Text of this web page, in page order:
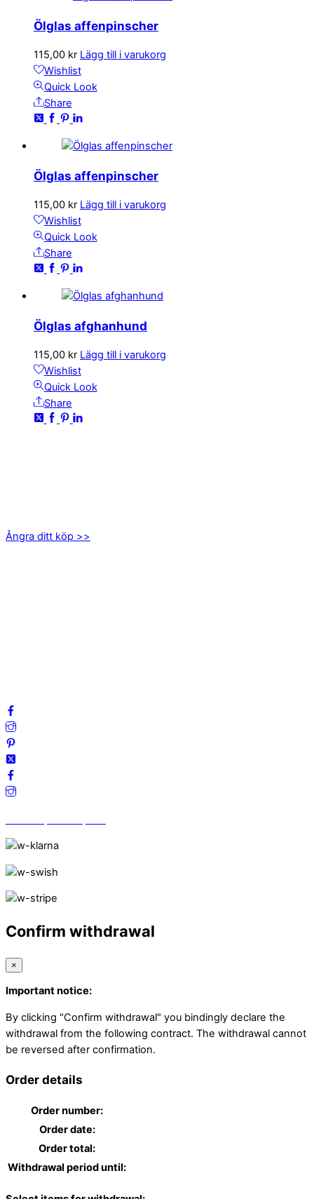
Ölglas affenpinscher
115,00 kr Lägg till i varukorg
Wishlist
Quick Look
Share
Ölglas affenpinscher
115,00 kr Lägg till i varukorg
Wishlist
Quick Look
Share
Ölglas afghanhund
115,00 kr Lägg till i varukorg
Wishlist
Quick Look
Share
Ångra ditt köp >>
Confirm withdrawal
×
Important notice:
By clicking "Confirm withdrawal" you bindingly declare the
withdrawal from the following contract. The withdrawal cannot
be reversed after confirmation.
Order details
Order number:
Order date:
Order total:
Withdrawal period until: